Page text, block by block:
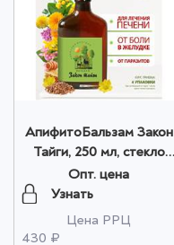
АпифитоБальзам Закон
Тайги, 250 мл, стекло
оптом
Опт. цена
Узнать
Цена РРЦ
430 ₽